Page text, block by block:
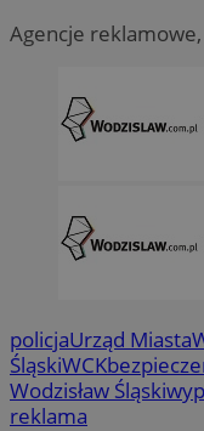
Agencje reklamowe,
policjaUrząd Miasta
ŚląskiWCK
Wodzisław Śląski
reklama